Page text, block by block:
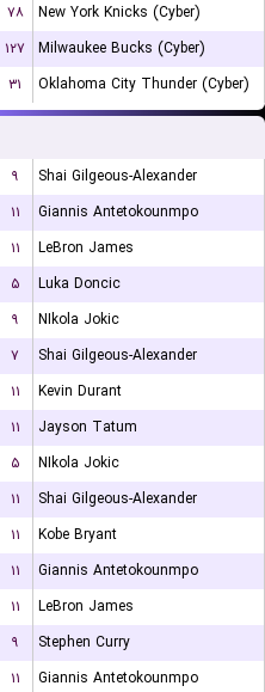
۷۸
New York Knicks (Cyber)
۱۲۷
Milwaukee Bucks (Cyber)
۳۱ Oklahoma City Thunder (Cyber)
۹
Shai Gilgeous-Alexander
۱۱
Giannis Antetokounmpo
۱۱
LeBron James
۵
Luka Doncic
۹
NIkola Jokic
۷
Shai Gilgeous-Alexander
۱۱
Kevin Durant
۱۱
Jayson Tatum
۵
NIkola Jokic
۱۱
Shai Gilgeous-Alexander
۱۱
Kobe Bryant
۱۱
Giannis Antetokounmpo
۱۱
LeBron James
۹
Stephen Curry
۱۱
Giannis Antetokounmpo